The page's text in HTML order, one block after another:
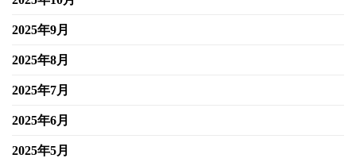
2025年9月
2025年8月
2025年7月
2025年6月
2025年5月